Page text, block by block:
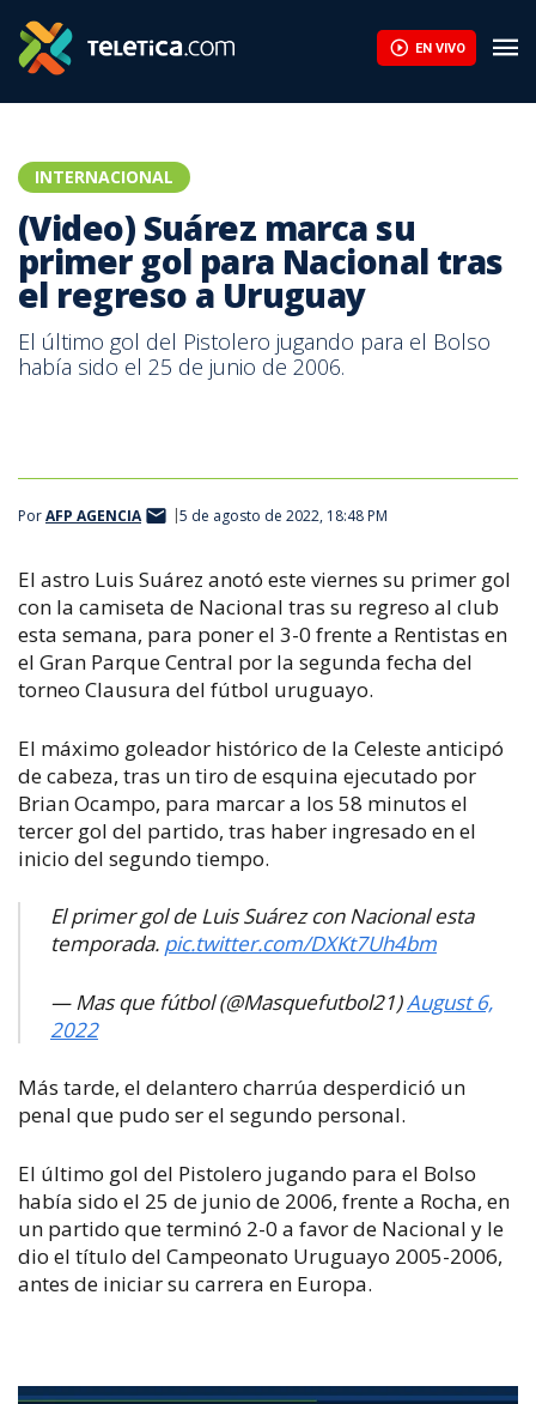
EN VIVO
INTERNACIONAL
(Video) Suárez marca su
primer gol para Nacional tras
el regreso a Uruguay
El último gol del Pistolero jugando para el Bolso
había sido el 25 de junio de 2006.
PorAFP AGENCIA 5 de agosto de 2022, 18:48 PM
El astro Luis Suárez anotó este viernes su primer gol
con la camiseta de Nacional tras su regreso al club
esta semana, para poner el 3-0 frente a Rentistas en
el Gran Parque Central por la segunda fecha del
torneo Clausura del fútbol uruguayo.
El máximo goleador histórico de la Celeste anticipó
de cabeza, tras un tiro de esquina ejecutado por
Brian Ocampo, para marcar a los 58 minutos el
tercer gol del partido, tras haber ingresado en el
inicio del segundo tiempo.
El primer gol de Luis Suárez con Nacional esta
temporada. pic.twitter.com/DXKt7Uh4bm
— Mas que fútbol (@Masquefutbol21)August 6,
2022
Más tarde, el delantero charrúa desperdició un
penal que pudo ser el segundo personal.
El último gol del Pistolero jugando para el Bolso
había sido el 25 de junio de 2006, frente a Rocha, en
un partido que terminó 2-0 a favor de Nacional y le
dio el título del Campeonato Uruguayo 2005-2006,
antes de iniciar su carrera en Europa.